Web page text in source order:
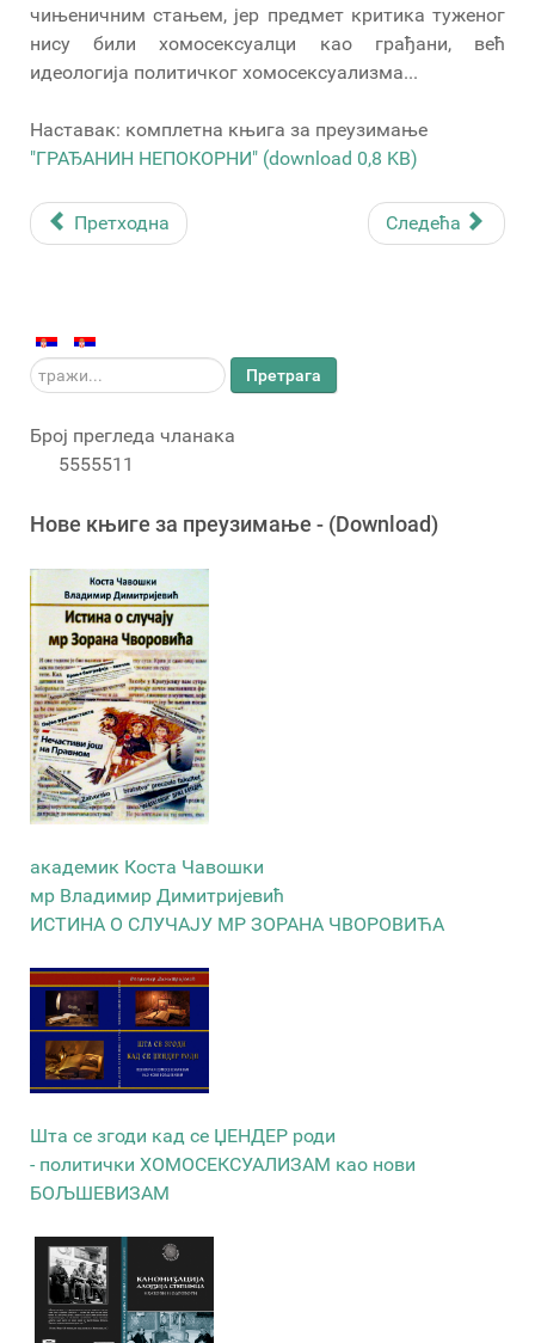
чињеничним стањем, јер предмет критика туженог
нису били хомосексуалци као грађани, већ
идеологија политичког хомосексуализма...
Наставак: комплетна књига за преузимање
"ГРАЂАНИН НЕПОКОРНИ" (download 0,8 KB)
Претходна Следећа
тражи... Претрага
Број прегледа чланака
5555511
Новe књигe за преузимање - (Download)
академик Коста Чавошки
мр Владимир Димитријевић
ИСТИНА О СЛУЧАЈУ МР ЗОРАНА ЧВОРОВИЋА
Шта се згоди кад се ЏЕНДЕР роди
- политички ХОМОСЕКСУАЛИЗАМ као нови
БОЉШЕВИЗАМ